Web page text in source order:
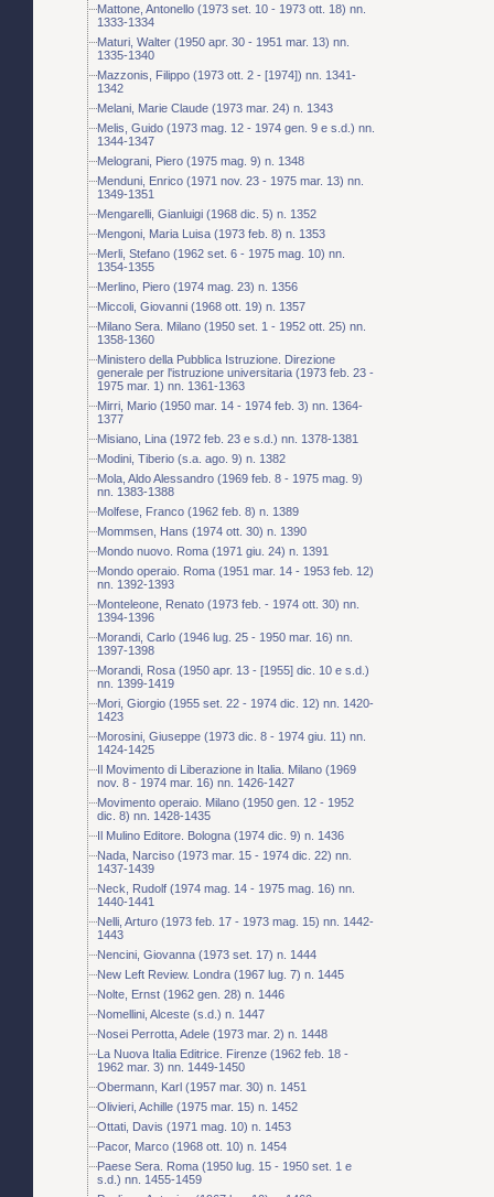
Mattone, Antonello (1973 set. 10 - 1973 ott. 18) nn.
1333-1334
Maturi, Walter (1950 apr. 30 - 1951 mar. 13) nn.
1335-1340
Mazzonis, Filippo (1973 ott. 2 - [1974]) nn. 1341-
1342
Melani, Marie Claude (1973 mar. 24) n. 1343
Melis, Guido (1973 mag. 12 - 1974 gen. 9 e s.d.) nn.
1344-1347
Melograni, Piero (1975 mag. 9) n. 1348
Menduni, Enrico (1971 nov. 23 - 1975 mar. 13) nn.
1349-1351
Mengarelli, Gianluigi (1968 dic. 5) n. 1352
Mengoni, Maria Luisa (1973 feb. 8) n. 1353
Merli, Stefano (1962 set. 6 - 1975 mag. 10) nn.
1354-1355
Merlino, Piero (1974 mag. 23) n. 1356
Miccoli, Giovanni (1968 ott. 19) n. 1357
Milano Sera. Milano (1950 set. 1 - 1952 ott. 25) nn.
1358-1360
Ministero della Pubblica Istruzione. Direzione
generale per l'istruzione universitaria (1973 feb. 23 -
1975 mar. 1) nn. 1361-1363
Mirri, Mario (1950 mar. 14 - 1974 feb. 3) nn. 1364-
1377
Misiano, Lina (1972 feb. 23 e s.d.) nn. 1378-1381
Modini, Tiberio (s.a. ago. 9) n. 1382
Mola, Aldo Alessandro (1969 feb. 8 - 1975 mag. 9)
nn. 1383-1388
Molfese, Franco (1962 feb. 8) n. 1389
Mommsen, Hans (1974 ott. 30) n. 1390
Mondo nuovo. Roma (1971 giu. 24) n. 1391
Mondo operaio. Roma (1951 mar. 14 - 1953 feb. 12)
nn. 1392-1393
Monteleone, Renato (1973 feb. - 1974 ott. 30) nn.
1394-1396
Morandi, Carlo (1946 lug. 25 - 1950 mar. 16) nn.
1397-1398
Morandi, Rosa (1950 apr. 13 - [1955] dic. 10 e s.d.)
nn. 1399-1419
Mori, Giorgio (1955 set. 22 - 1974 dic. 12) nn. 1420-
1423
Morosini, Giuseppe (1973 dic. 8 - 1974 giu. 11) nn.
1424-1425
Il Movimento di Liberazione in Italia. Milano (1969
nov. 8 - 1974 mar. 16) nn. 1426-1427
Movimento operaio. Milano (1950 gen. 12 - 1952
dic. 8) nn. 1428-1435
Il Mulino Editore. Bologna (1974 dic. 9) n. 1436
Nada, Narciso (1973 mar. 15 - 1974 dic. 22) nn.
1437-1439
Neck, Rudolf (1974 mag. 14 - 1975 mag. 16) nn.
1440-1441
Nelli, Arturo (1973 feb. 17 - 1973 mag. 15) nn. 1442-
1443
Nencini, Giovanna (1973 set. 17) n. 1444
New Left Review. Londra (1967 lug. 7) n. 1445
Nolte, Ernst (1962 gen. 28) n. 1446
Nomellini, Alceste (s.d.) n. 1447
Nosei Perrotta, Adele (1973 mar. 2) n. 1448
La Nuova Italia Editrice. Firenze (1962 feb. 18 -
1962 mar. 3) nn. 1449-1450
Obermann, Karl (1957 mar. 30) n. 1451
Olivieri, Achille (1975 mar. 15) n. 1452
Ottati, Davis (1971 mag. 10) n. 1453
Pacor, Marco (1968 ott. 10) n. 1454
Paese Sera. Roma (1950 lug. 15 - 1950 set. 1 e
s.d.) nn. 1455-1459